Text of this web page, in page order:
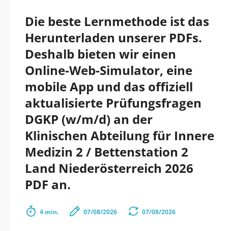
Die beste Lernmethode ist das
Herunterladen unserer PDFs.
Deshalb bieten wir einen
Online-Web-Simulator, eine
mobile App und das offiziell
aktualisierte Prüfungsfragen
DGKP (w/m/d) an der
Klinischen Abteilung für Innere
Medizin 2 / Bettenstation 2
Land Niederösterreich 2026
PDF an.
4 min. 07/08/2026 07/08/2026